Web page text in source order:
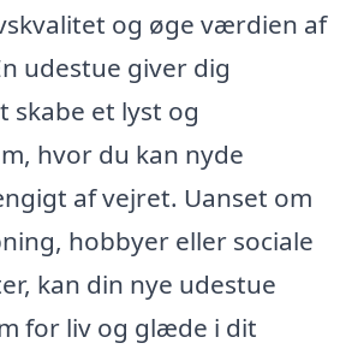
og øge værdien af
udestue giver dig
skabe et lyst og
hvor du kan nyde
af vejret. Uanset om
hobbyer eller sociale
kan din nye udestue
for liv og glæde i dit